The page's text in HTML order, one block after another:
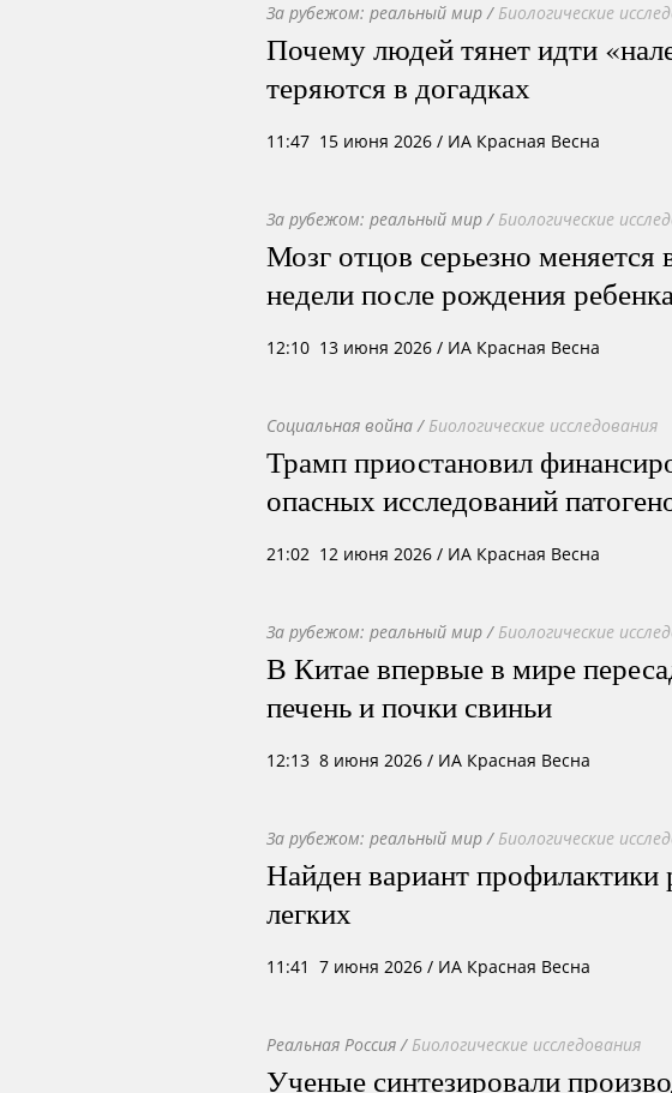
За рубежом: реальный мир / Биологические
Почему людей тянет идти
теряются в догадках
11:47 15 июня 2026 / ИА Красная Весна
За рубежом: реальный мир / Биологические
Мозг отцов серьезно меняется
недели после рождения
12:10 13 июня 2026 / ИА Красная Весна
Социальная война / Биологические исследования
Трамп приостановил
опасных исследований
21:02 12 июня 2026 / ИА Красная Весна
За рубежом: реальный мир / Биологические
В Китае впервые в мире
печень и почки свиньи
12:13 8 июня 2026 / ИА Красная Весна
За рубежом: реальный мир / Биологические
Найден вариант профилактики
легких
11:41 7 июня 2026 / ИА Красная Весна
Реальная Россия / Биологические исследования
Ученые синтезировали